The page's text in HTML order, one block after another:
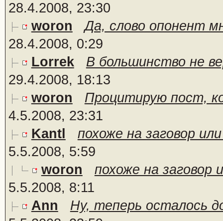
28.4.2008, 23:30
woron
Да, слово опонент
28.4.2008, 0:29
Lorrek
В большинство не
29.4.2008, 18:13
woron
Процитирую пост,
4.5.2008, 23:31
Kantl
похоже на заговор
5.5.2008, 5:59
woron
похоже на заговор
5.5.2008, 8:11
Ann
Ну, теперь осталось